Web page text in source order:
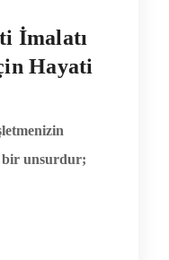
İmalatı
Hayati
bir unsurdur;